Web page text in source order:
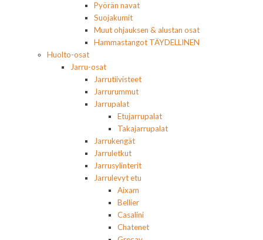
Pyörän navat
Suojakumit
Muut ohjauksen & alustan osat
Hammastangot TÄYDELLINEN
Huolto-osat
Jarru-osat
Jarrutiivisteet
Jarrurummut
Jarrupalat
Etujarrupalat
Takajarrupalat
Jarrukengät
Jarruletkut
Jarrusylinterit
Jarrulevyt etu
Aixam
Bellier
Casalini
Chatenet